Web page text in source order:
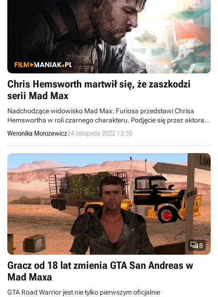
Chris Hemsworth martwił się, że zaszkodzi
serii Mad Max
Nadchodzące widowisko Mad Max: Furiosa przedstawi Chrisa
Hemswortha w roli czarnego charakteru. Podjęcie się przez aktora
próby zagrania złoczyńcy okazało się nie lada wyzwaniem. Gwiazda
przyznała, że miała problemy z odkryciem całkiem nowej postaci
oraz bała się zaszkodzenia franczyzie.
Weronika Morozewicz24 listopada 2022 13:55
8
Gracz od 18 lat zmienia GTA San Andreas w
Mad Maxa
GTA Road Warrior jest nie tylko pierwszym oficjalnie